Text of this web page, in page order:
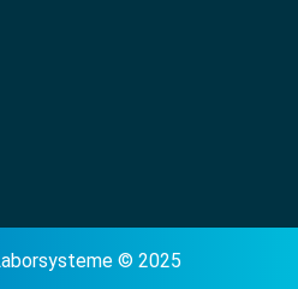
© 2025